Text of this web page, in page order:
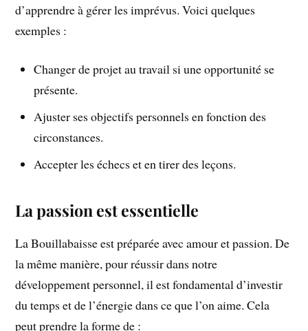
d’apprendre à gérer les imprévus. Voici quelques
exemples :
Changer de projet au travail si une opportunité se
présente.
Ajuster ses objectifs personnels en fonction des
circonstances.
Accepter les échecs et en tirer des leçons.
La passion est essentielle
La Bouillabaisse est préparée avec amour et passion. De
la même manière, pour réussir dans notre
développement personnel, il est fondamental d’investir
du temps et de l’énergie dans ce que l’on aime. Cela
peut prendre la forme de :